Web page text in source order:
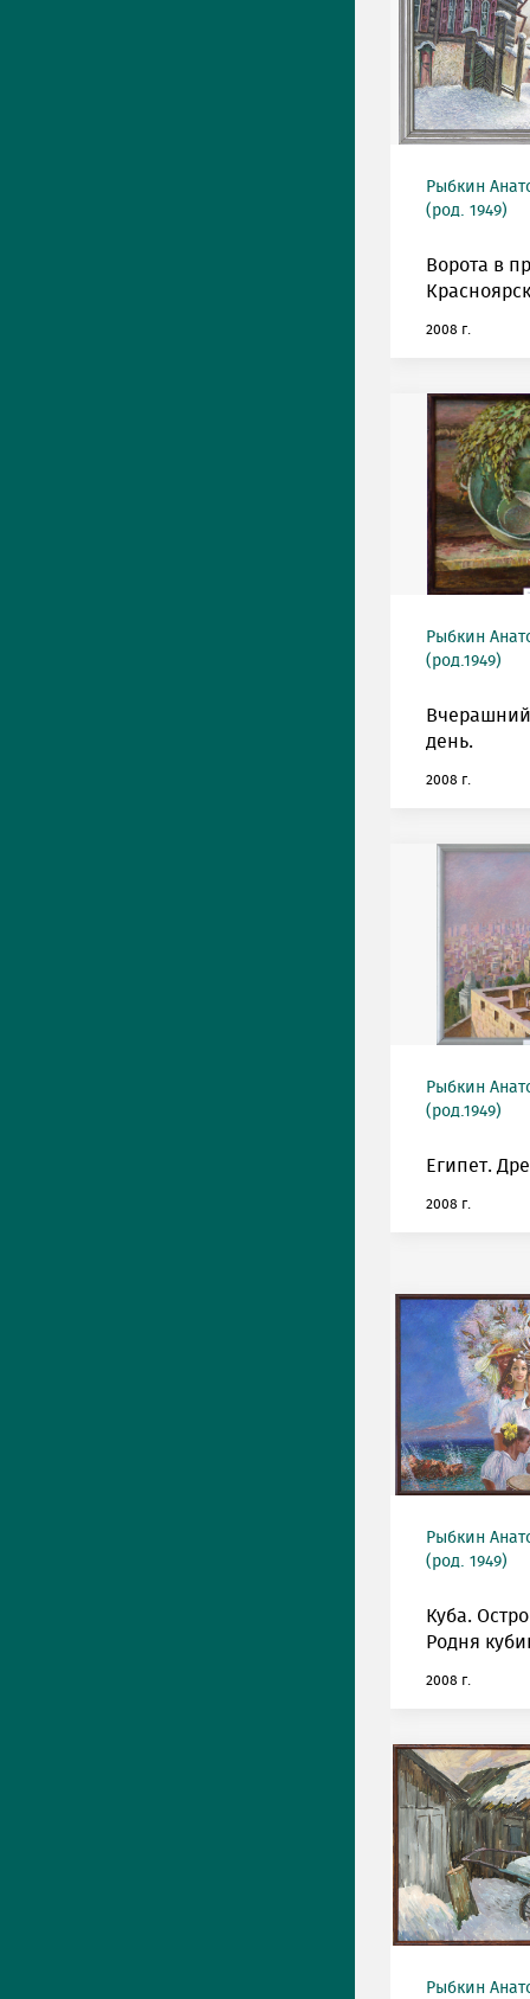
Рыбкин
(род. 1949)
Ворота в
2008 г.
Рыбкин
(род.1949)
день.
2008 г.
Рыбкин
(род.1949)
Египет.
2008 г.
Рыбкин
(род. 1949)
Куба.
Родня
2008 г.
Рыбкин